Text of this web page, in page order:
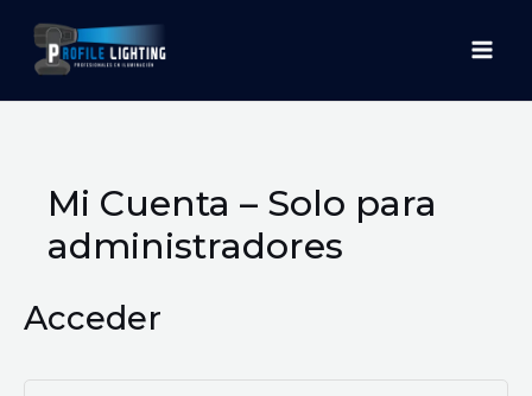
Mi Cuenta – Solo para
administradores
Acceder